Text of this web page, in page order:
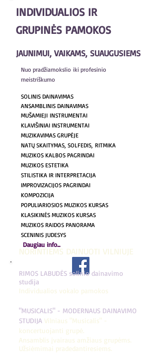
INDIVIDUALIOS IR
GRUPINĖS PAMOKOS
JAUNIMUI, VAIKAMS, SUAUGUSIEMS
Nuo pradžiamokslio iki profesinio
meistriškumo
SOLINIS DAINAVIMAS
ANSAMBLINIS DAINAVIMAS
MUŠAMIEJI INSTRUMENTAI
KLAVIŠINIAI INSTRUMENTAI
MUZIKAVIMAS GRUPĖJE
NATŲ SKAITYMAS, SOLFEDIS, RITMIKA
MUZIKOS KALBOS PAGRINDAI
MUZIKOS ESTETIKA
STILISTIKA IR INTERPRETACIJA
IMPROVIZACIJOS PAGRINDAI
KOMPOZICIJA
POPULIARIOSIOS MUZIKOS KURSAS
KLASIKINĖS MUZIKOS KURSAS
MUZIKOS RAIDOS PANORAMA
SCENINIS JUDESYS
Daugiau info...
NORINTIEMS DAINUOTI VILNIUJE
RIMOS LABUDĖS solinio dainavimo
studija
Individualios vokalo pamokos
"MUSICALIS" - MODERNAUS DAINAVIMO
STUDIJA Vilniaus "Musicalis" -
koncertuojanti grupė.
Ansamblis įvairaus amžiaus grupėms.
Užsiėmimai pradedantiresiems.